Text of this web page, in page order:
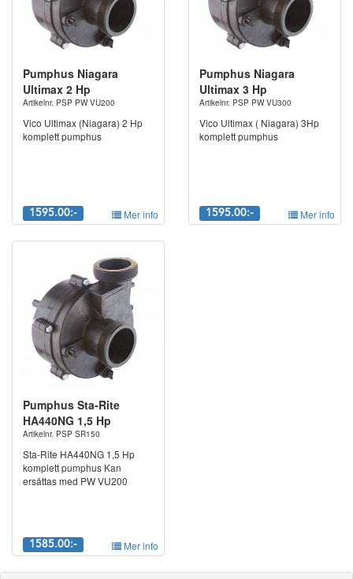
Pumphus Niagara
Ultimax 2 Hp
Artikelnr. PSP PW VU200
Vico Ultimax (Niagara) 2 Hp
komplett pumphus
1595.00:- Mer info
Pumphus Niagara
Ultimax 3 Hp
Artikelnr. PSP PW VU300
Vico Ultimax ( Niagara) 3Hp
komplett pumphus
1595.00:- Mer info
Pumphus Sta-Rite
HA440NG 1,5 Hp
Artikelnr. PSP SR150
Sta-Rite HA440NG 1,5 Hp
komplett pumphus Kan
ersättas med PW VU200
1585.00:- Mer info